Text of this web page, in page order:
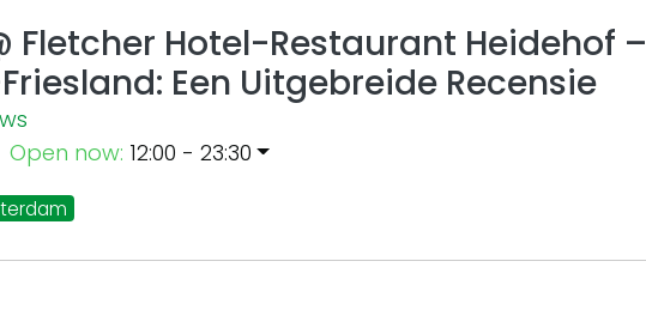
Fletcher Hotel-Restaurant Heidehof –
Een Uitgebreide Recensie
Open now: 12:00 - 23:30